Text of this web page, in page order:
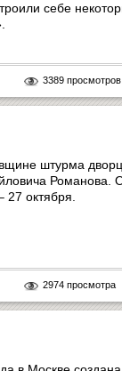
себе
3389 просмотров
штурма
Романова.
27 октября.
2974 просмотра